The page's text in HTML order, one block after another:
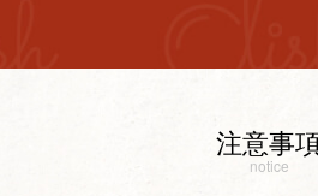
注意事
notice